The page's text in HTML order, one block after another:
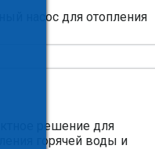
насос для отопления
решение для
горячей воды и